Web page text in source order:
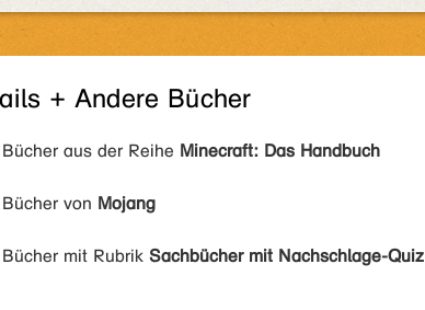
+ Andere Bücher
aus der Reihe Minecraft: Das Handbuch
von Mojang
mit Rubrik Sachbücher mit Nachschlage-Quiz